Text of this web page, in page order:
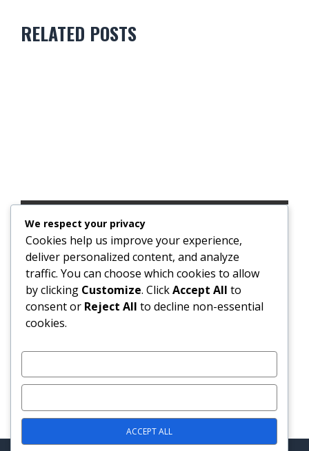
RELATED POSTS
SUGGESTED POSTS
POINTE-AUX-SABLES : PRENDRE LE BUS, UN VRAI CALVAIRE
PORT-LOUIS : ESCALATOR HORS SERVICE À LA STATION
VICTORIA APRÈS UN ACTE DE VANDALISME
We respect your privacy
Cookies help us improve your experience,
deliver personalized content, and analyze
traffic. You can choose which cookies to allow
by clicking Customize. ClickAccept All to
consent or Reject All to decline non-essential
cookies.
ACCEPT ALL